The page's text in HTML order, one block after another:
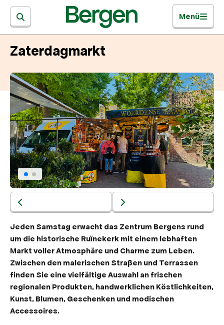
Menü
Zaterdagmarkt
Jeden Samstag erwacht das Zentrum Bergens rund
um die historische Ruïnekerk mit einem lebhaften
Markt voller Atmosphäre und Charme zum Leben.
Zwischen den malerischen Straßen und Terrassen
finden Sie eine vielfältige Auswahl an frischen
regionalen Produkten, handwerklichen Köstlichkeiten,
Kunst, Blumen, Geschenken und modischen
Accessoires.